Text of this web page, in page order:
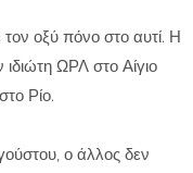
οξύ πόνο στο αυτί. Η
ΩΡΛ στο Αίγιο
Ρίο.
ο άλλος δεν